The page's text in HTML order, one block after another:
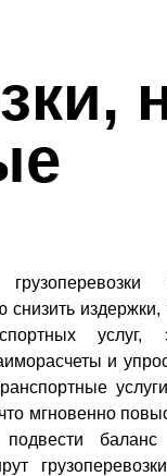
снизить
услуг,
и
мгновенно
баланс